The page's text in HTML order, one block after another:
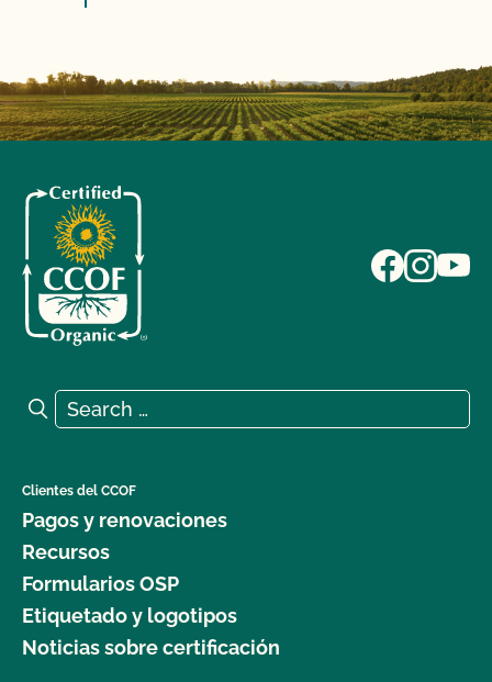
Search for:
Search
Clientes del CCOF
Pagos y renovaciones
Recursos
Formularios OSP
Etiquetado y logotipos
Noticias sobre certificación